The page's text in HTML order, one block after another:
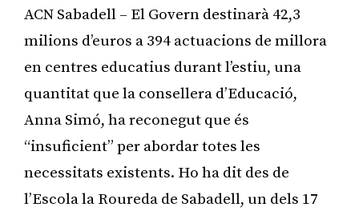
ACN Sabadell – El Govern destinarà 42,3
milions d’euros a 394 actuacions de millora
en centres educatius durant l’estiu, una
quantitat que la consellera d’Educació,
Anna Simó, ha reconegut que és
“insuficient” per abordar totes les
necessitats existents. Ho ha dit des de
l’Escola la Roureda de Sabadell, un dels 17